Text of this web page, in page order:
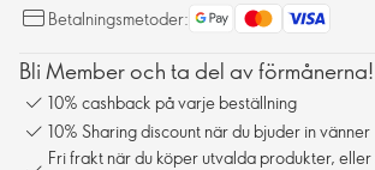
Betalningsmetoder:
Bli Member och ta del av förmånerna!
10% cashback på varje beställning
10% Sharing discount när du bjuder in vänner
Fri frakt när du köper utvalda produkter,